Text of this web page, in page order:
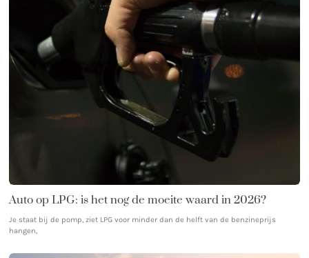
Auto op LPG: is het nog de moeite waard in 2026?
Je staat bij de pomp, ziet LPG voor minder dan de helft van de benzineprijs
hangen,